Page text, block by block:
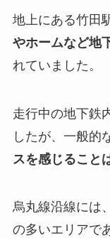
地上にある竹田
やホームなど地
れていました。
走行中の地下鉄
したが、一般的
スを感じること
烏丸線沿線には
の多いエリアで